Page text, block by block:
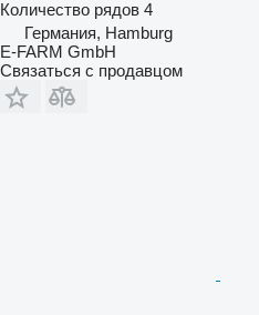
Количество рядов 4
Германия, Hamburg
E-FARM GmbH
Связаться с продавцом